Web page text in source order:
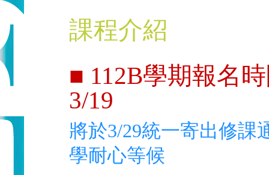
課程介紹
■ 112B學期報名
3/19
將於3/29統一寄出修課
學耐心等候